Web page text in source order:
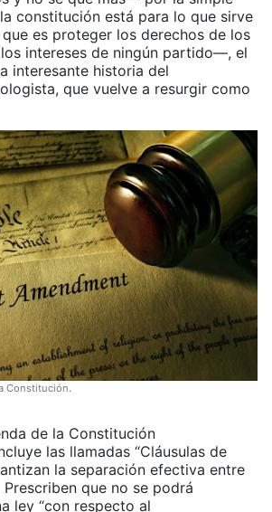
constitución está para lo que sirve
es proteger los derechos de los
intereses de ningún partido—, el
interesante historia del
que vuelve a resurgir como
Constitución.
de la Constitución
las llamadas “Cláusulas de
la separación efectiva entre
que no se podrá
ley “con respecto al